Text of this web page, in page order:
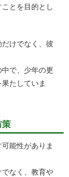
とを目的とし
けでなく、彼
で、少年の更
たしていま
能性がありま
なく、教育や